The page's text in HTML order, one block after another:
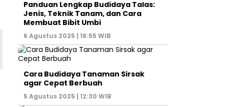
Panduan Lengkap Budidaya Talas:
Jenis, Teknik Tanam, dan Cara
Membuat Bibit Umbi
6 Agustus 2025 | 16:55 WIB
Cara Budidaya Tanaman Sirsak
agar Cepat Berbuah
5 Agustus 2025 | 12:30 WIB